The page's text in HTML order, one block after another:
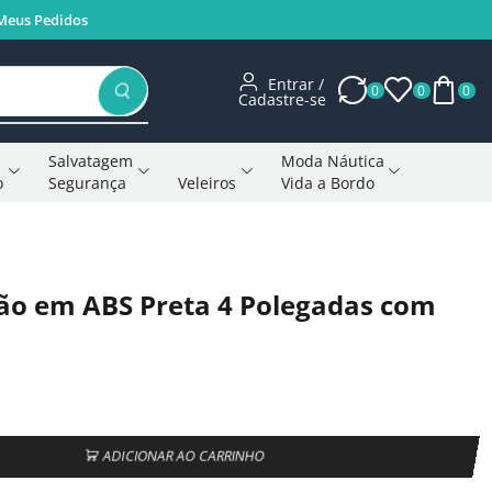
Pedidos
Entrar /
Cadastre-se 0 0 0
Salvatagem
Segurança
Veleiros
Moda Náutica
Vida a Bordo
em ABS Preta 4 Polegadas com
ADICIONAR AO CARRINHO